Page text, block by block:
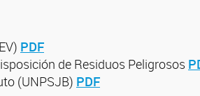
PDF
de Residuos Peligrosos
(UNPSJB) PDF